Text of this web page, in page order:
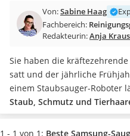
Akku-Staubsauger
Eierkocher
Saug-Wisch-Roboter
Handstaubsauger
Milchaufschäumer
Kondenstrockner
Reiskocher
Heißwasserspender
Von:Sabine Haag
Fachbereich:
Redakteurin:Anja
Sie haben die
satt und der jährliche
einem Staubsauger-Roboter
Staub, Schmutz und
entgegenwirken.
es unter anderem bei der
1 - 1 von 1: Beste Samsung-